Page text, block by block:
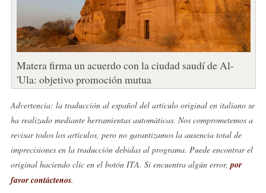
Matera firma un acuerdo con la ciudad saudí de Al-
'Ula: objetivo promoción mutua
Advertencia: la traducción al español del artículo original en italiano se
ha realizado mediante herramientas automáticas. Nos comprometemos a
revisar todos los artículos, pero no garantizamos la ausencia total de
imprecisiones en la traducción debidas al programa. Puede encontrar el
original haciendo clic en el botón ITA. Si encuentra algún error, por
favor contáctenos.